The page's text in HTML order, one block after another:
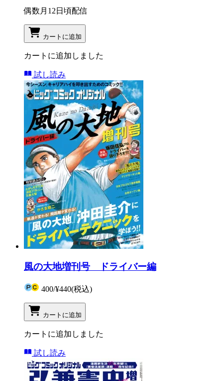
偶数月12日頃配信
カートに追加
カートに追加しました
試し読み
風の大地増刊号 ドライバー編
400/¥440(税込)
カートに追加
カートに追加しました
試し読み